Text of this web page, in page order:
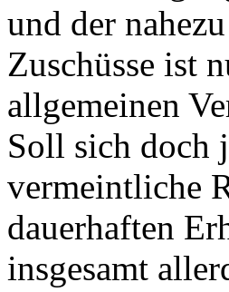
und der
Zuschüsse ist
allgemeinen
Soll sich doch
vermeintliche
dauerhaften
insgesamt